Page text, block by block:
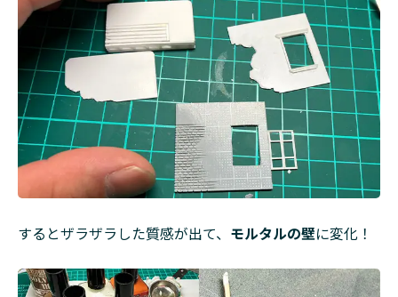
するとザラザラした質感が出て、 モルタルの壁に変化！